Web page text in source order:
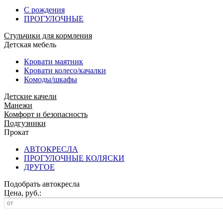
С рождения
ПРОГУЛОЧНЫЕ
Стульчики для кормления
Детская мебель
Кровати маятник
Кровати колесо/качалки
Комоды/шкафы
Детские качели
Манежи
Комфорт и безопасность
Подгузники
Прокат
АВТОКРЕСЛА
ПРОГУЛОЧНЫЕ КОЛЯСКИ
ДРУГОЕ
Подобрать автокресла
Цена, руб.: